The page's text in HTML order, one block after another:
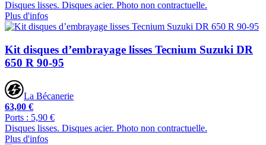
Disques lisses. Disques acier. Photo non contractuelle.
Plus d'infos
Kit disques d’embrayage lisses Tecnium Suzuki DR
650 R 90-95
La Bécanerie
63,00 €
Ports : 5,90 €
Disques lisses. Disques acier. Photo non contractuelle.
Plus d'infos